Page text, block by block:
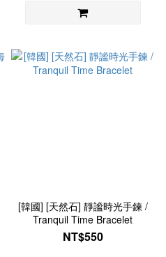
[韓國] [天然石] 靜謐時光手鍊 /
Tranquil Time Bracelet
NT$550